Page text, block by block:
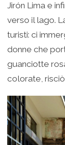
Jirón Lima e
verso il lago.
turisti: ci
donne che
guanciotte
colorate,